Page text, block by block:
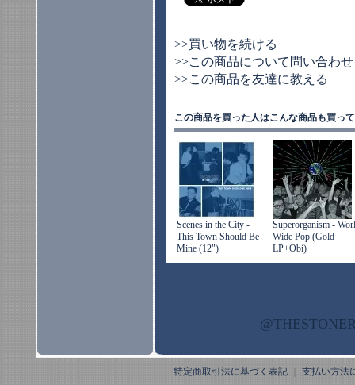
>>買い物を続ける
>>この商品について問い合わ
>>この商品を友達に教える
この商品を買った人はこんな商品も買っ
Scenes in the City -
This Town Should Be
Mine (12")
Superorganism -
Wide Pop (Gold
LP+Obi)
特定商取引法に基づく表記
支払い方法